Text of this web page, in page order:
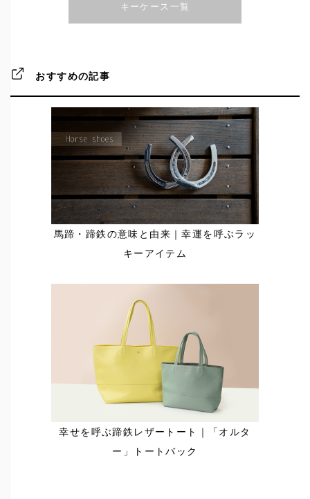
キーケース一覧
おすすめの記事
馬蹄・蹄鉄の意味と由来｜幸運を呼ぶラッ
キーアイテム
幸せを呼ぶ蹄鉄レザートート｜「オルタ
ー」トートバック